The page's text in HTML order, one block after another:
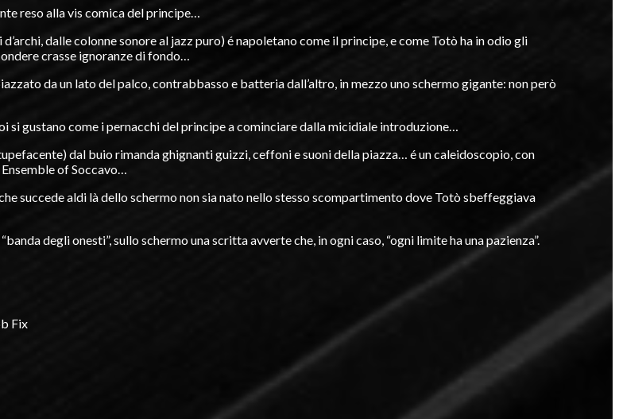
reso alla vis comica del principe…
dalle colonne sonore al jazz puro) é napoletano come il principe, e come Totò ha in odio gli
crasse ignoranze di fondo…
da un lato del palco, contrabbasso e batteria dall’altro, in mezzo uno schermo gigante: non però
si gustano come i pernacchi del principe a cominciare dalla micidiale introduzione…
dal buio rimanda ghignanti guizzi, ceffoni e suoni della piazza… é un caleidoscopio, con
of Soccavo…
succede aldi là dello schermo non sia nato nello stesso scompartimento dove Totò sbeffeggiava
degli onesti”, sullo schermo una scritta avverte che, in ogni caso, “ogni limite ha una pazienza”.
Fix